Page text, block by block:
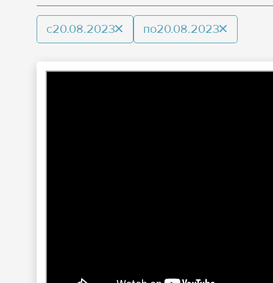
с20.08.2023 по20.08.2023